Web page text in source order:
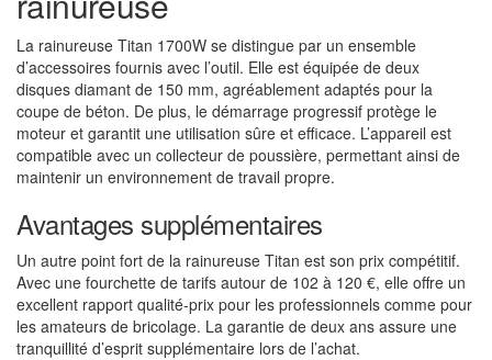
La rainureuse Titan 1700W se distingue par un ensemble
d’accessoires fournis avec l’outil. Elle est équipée de deux
disques diamant de 150 mm, agréablement adaptés pour la
coupe de béton. De plus, le démarrage progressif protège le
moteur et garantit une utilisation sûre et efficace. L’appareil est
compatible avec un collecteur de poussière, permettant ainsi de
maintenir un environnement de travail propre.
Avantages supplémentaires
Un autre point fort de la rainureuse Titan est son prix compétitif.
Avec une fourchette de tarifs autour de 102 à 120 €, elle offre un
excellent rapport qualité-prix pour les professionnels comme pour
les amateurs de bricolage. La garantie de deux ans assure une
tranquillité d’esprit supplémentaire lors de l’achat.